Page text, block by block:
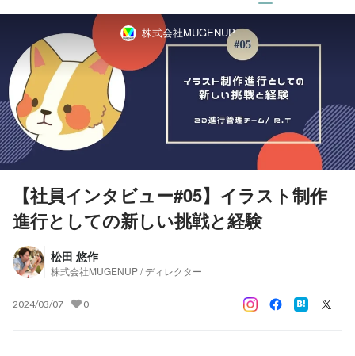
株式会社MUGENUP
【社員インタビュー#05】イラスト制作
進行としての新しい挑戦と経験
松田 悠作
株式会社MUGENUP / ディレクター
2024/03/07 0